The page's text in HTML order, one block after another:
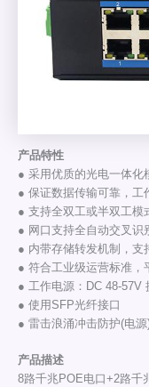
产品特性
● 采用优质的光电一体化
● 保证数据传输可靠，工
● 支持全双工或半双工模
● 网口支持全自动交叉识
● 内带存储转发机制，支
● 符合工业级运营标准，
● 工作电源：DC 48-57V
● 使用SFP光纤接口
● 雷击浪涌冲击防护(电
产品描述
8路千兆POE电口+2路千